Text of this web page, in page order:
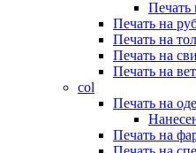
Печать
Печать на
Печать на
Печать на
Печать на
col
Печать на
Печать на